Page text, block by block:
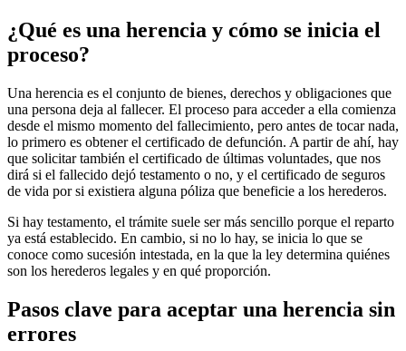
¿Qué es una herencia y cómo se inicia el
proceso?
Una herencia es el conjunto de bienes, derechos y obligaciones que
una persona deja al fallecer. El proceso para acceder a ella comienza
desde el mismo momento del fallecimiento, pero antes de tocar nada,
lo primero es obtener el certificado de defunción. A partir de ahí, hay
que solicitar también el certificado de últimas voluntades, que nos
dirá si el fallecido dejó testamento o no, y el certificado de seguros
de vida por si existiera alguna póliza que beneficie a los herederos.
Si hay testamento, el trámite suele ser más sencillo porque el reparto
ya está establecido. En cambio, si no lo hay, se inicia lo que se
conoce como sucesión intestada, en la que la ley determina quiénes
son los herederos legales y en qué proporción.
Pasos clave para aceptar una herencia sin
errores